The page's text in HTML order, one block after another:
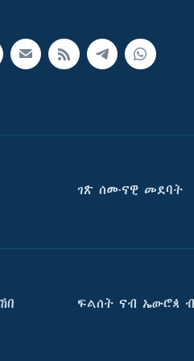
ገጽ ሰሙናዊ መደባት
ፍልሰት ናብ ኤውሮጳ